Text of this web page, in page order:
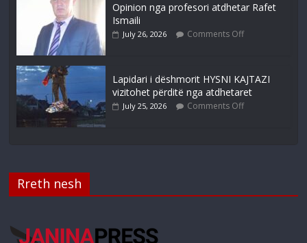
Opinion nga profesori atdhetar Rafet
Ismaili
July 26, 2026 Comments Off
Lapidari i dëshmorit HYSNI KAJTAZI
vizitohet përditë nga atdhetaret
July 25, 2026 Comments Off
Rreth nesh